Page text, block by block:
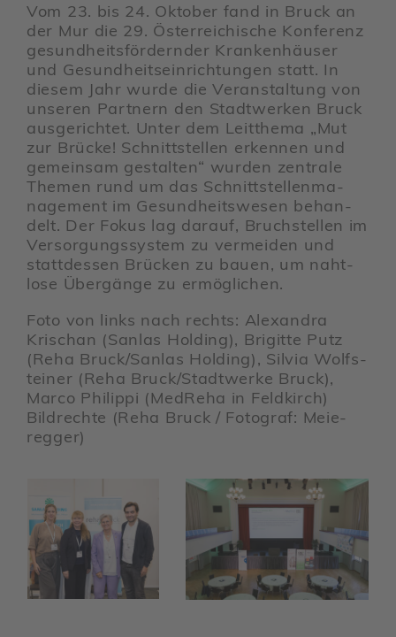
Vom 23. bis 24. Oktober fand in Bruck an
der Mur die 29. Öster­rei­chi­sche Konfe­renz
gesund­heits­för­dernder Kran­ken­häuser
und Gesund­heits­ein­rich­tungen statt. In
diesem Jahr wurde die Veran­stal­tung von
unseren Part­nern den Stadt­werken Bruck
ausge­richtet. Unter dem Leit­thema „Mut
zur Brücke! Schnitt­stellen erkennen und
gemeinsam gestalten“ wurden zentrale
Themen rund um das Schnitt­stel­len­ma­
nage­ment im Gesund­heits­wesen behan­
delt. Der Fokus lag darauf, Bruch­stellen im
Versor­gungs­system zu vermeiden und
statt­dessen Brücken zu bauen, um naht­
lose Übergänge zu ermög­li­chen.
Foto von links nach rechts: Alex­andra
Krischan (Sanlas Holding), Brigitte Putz
(Reha Bruck/​Sanlas Holding), Silvia Wolfs­
teiner (Reha Bruck/​Stadt­werke Bruck),
Marco Phil­ippi (MedReha in Feld­kirch)
Bild­rechte (Reha Bruck / Foto­graf: Meie­
regger)